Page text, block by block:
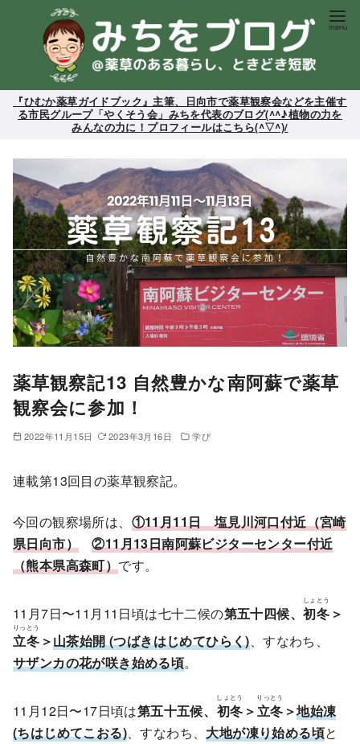
『ひむか薬草ガイドブック』主筆、日向市で薬草観察会などを主催す
る市民グループ「やくそう会」みちを代表のブログ(^^♪植物の力を
みんなの力に！プロフィールはこちら(^▽^)/
薬草観察記13 自然豊かな南阿蘇で薬草
観察会に参加！
2022年11月15日 2023年3月16日 学び
連載第13回目の薬草観察記。
今回の観察場所は、 ①11月11日 塩見川河口付近（宮崎
県日向市）
②11月13日南阿蘇ビジターセンター付近
（熊本県高森町）です。
11月7日〜11月11日頃は七十二候の第五十四候、 初冬
しょとう
＞
立冬
りっとう
＞山茶始開 (つばきはじめてひらく)、すなわち、
サザンカの花が咲き始める頃。
11月12日〜17日頃は第五十五候、 初冬
しょとう
＞立冬
りっとう
＞地始凍
(ちはじめてこおる)、すなわち、大地が凍り始める頃と